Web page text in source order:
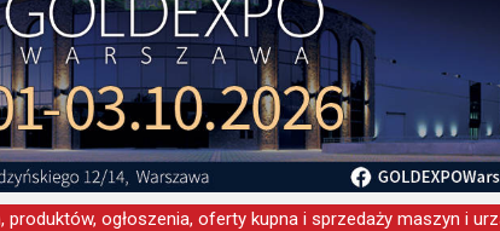
produktów, ogłoszenia, oferty kupna i sprzedaży maszyn i